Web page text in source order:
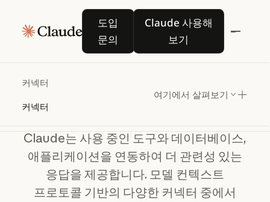
도입
문의
도입 문의
Claude 사용해
보기
Claude 사용해 보기
커넥터
커넥터
여기에서 살펴보기
Claude를즐겨찾는
연결하세요
Claude는 사용 중인 도구와 데이터베이스,
애플리케이션을 연동하여 더 관련성 있는
응답을 제공합니다. 모델 컨텍스트
프로토콜 기반의 다양한 커넥터 중에서